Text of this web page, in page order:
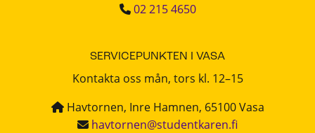
02 215 4650
SERVICEPUNKTEN I VASA
Kontakta oss mån, tors kl. 12–15
Havtornen, Inre Hamnen, 65100 Vasa
havtornen@studentkaren.fi